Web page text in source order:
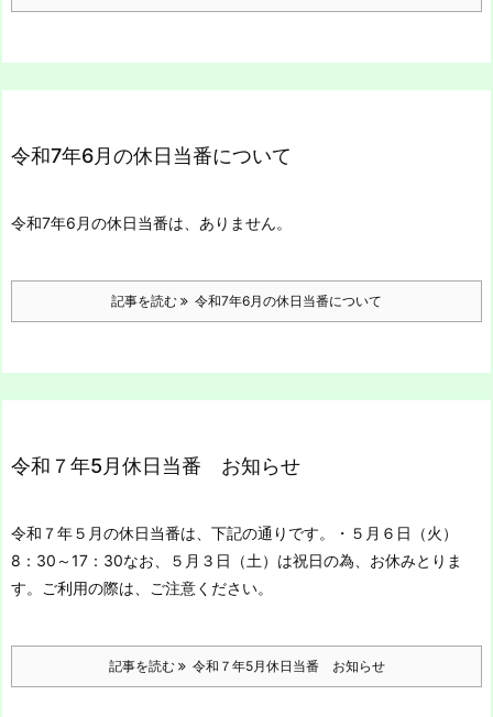
令和7年6月の休日当番について
令和7年6月の休日当番は、ありません。
記事を読む 令和7年6月の休日当番について
令和７年5月休日当番 お知らせ
令和７年５月の休日当番は、下記の通りです。
・５月６日（火）
8：30～17：30なお、５月３日（土）は祝日の為、お休みとりま
す。
ご利用の際は、ご注意ください。
記事を読む 令和７年5月休日当番 お知らせ